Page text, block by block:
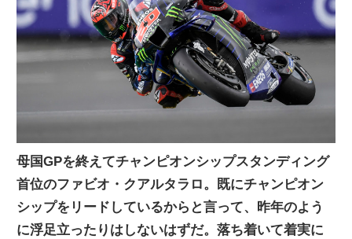
ニ
ュ
ー
ス
母国GPを終えてチャンピオンシップスタンディング
首位のファビオ・クアルタラロ。既にチャンピオン
シップをリードしているからと言って、昨年のよう
に浮足立ったりはしないはずだ。落ち着いて着実に